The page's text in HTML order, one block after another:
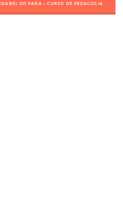
ISABEL DO PARÁ – CURSO DE PEDAGOGIA